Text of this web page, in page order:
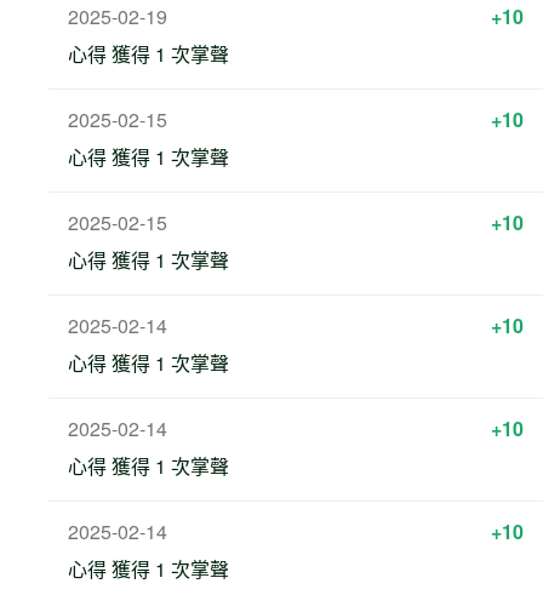
2025-02-19
+10
心得 獲得 1 次掌聲
2025-02-15
+10
心得 獲得 1 次掌聲
2025-02-15
+10
心得 獲得 1 次掌聲
2025-02-14
+10
心得 獲得 1 次掌聲
2025-02-14
+10
心得 獲得 1 次掌聲
2025-02-14
+10
心得 獲得 1 次掌聲